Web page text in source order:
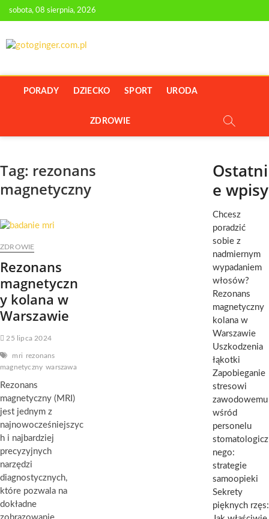
to
sobota, 08 sierpnia, 2026
PORADY DZIECKO SPORT URODA
ZDROWIE
Tag: rezonans
magnetyczny
ZDROWIE
Rezonans
magnetyczn
y kolana w
Warszawie
25 lipca 2024
mri rezonans
magnetyczny warszawa
Rezonans
magnetyczny (MRI)
jest jednym z
najnowocześniejszyc
h i najbardziej
precyzyjnych
narzędzi
diagnostycznych,
które pozwala na
dokładne
Ostatni
e wpisy
Chcesz
poradzić
sobie z
nadmiernym
wypadaniem
włosów?
Rezonans
magnetyczny
kolana w
Warszawie
Uszkodzenia
łąkotki
Zapobieganie
stresowi
zawodowemu
wśród
personelu
stomatologicz
nego:
strategie
samoopieki
Sekrety
pięknych rzęs: